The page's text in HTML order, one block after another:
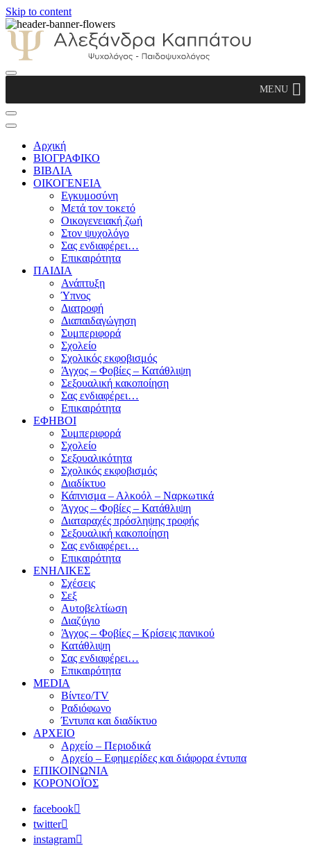
Skip to content
Παιδοψυχολόγος
MENU
Αρχική
ΒΙΟΓΡΑΦΙΚΟ
ΒΙΒΛΙΑ
ΟΙΚΟΓΕΝΕΙΑ
Εγκυμοσύνη
Μετά τον τοκετό
Οικογενειακή ζωή
Στον ψυχολόγο
Σας ενδιαφέρει…
Επικαιρότητα
ΠΑΙΔΙΑ
Ανάπτυξη
Ύπνος
Διατροφή
Διαπαιδαγώγηση
Συμπεριφορά
Σχολείο
Σχολικός εκφοβισμός
Άγχος – Φοβίες – Κατάθλιψη
Σεξουαλική κακοποίηση
Σας ενδιαφέρει…
Επικαιρότητα
ΕΦΗΒΟΙ
Συμπεριφορά
Σχολείο
Σεξουαλικότητα
Σχολικός εκφοβισμός
Διαδίκτυο
Κάπνισμα – Αλκοόλ – Ναρκωτικά
Άγχος – Φοβίες – Κατάθλιψη
Διαταραχές πρόσληψης τροφής
Σεξουαλική κακοποίηση
Σας ενδιαφέρει…
Επικαιρότητα
ΕΝΗΛΙΚΕΣ
Σχέσεις
Σεξ
Αυτοβελτίωση
Διαζύγιο
Άγχος – Φοβίες – Κρίσεις πανικού
Κατάθλιψη
Σας ενδιαφέρει…
Επικαιρότητα
MEDIA
Βίντεο/TV
Ραδιόφωνο
Έντυπα και διαδίκτυο
ΑΡΧΕΙΟ
Αρχείο – Περιοδικά
Αρχείο – Εφημερίδες και διάφορα έντυπα
ΕΠΙΚΟΙΝΩΝΙΑ
ΚΟΡΟΝΟΪΟΣ
facebook
twitter
instagram